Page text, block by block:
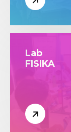
Lab
FISIKA